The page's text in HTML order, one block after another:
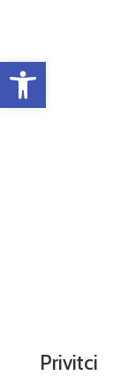
Open toolbar
Privitci